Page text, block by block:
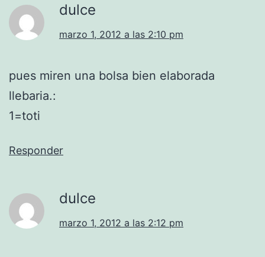
dulce
marzo 1, 2012 a las 2:10 pm
pues miren una bolsa bien elaborada
llebaria.:
1=toti
Responder
dulce
marzo 1, 2012 a las 2:12 pm